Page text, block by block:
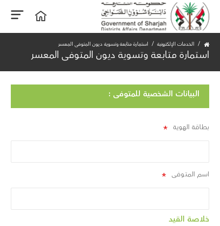
الخدمات الإلكترونية استمارة متابعة وتسوية ديون المتوفى المعسر
استمارة متابعة وتسوية ديون المتوفى المعسر
البيانات الشخصية للمتوفى :
بطاقة الهوية
اسم المتوفى
خلاصة القيد